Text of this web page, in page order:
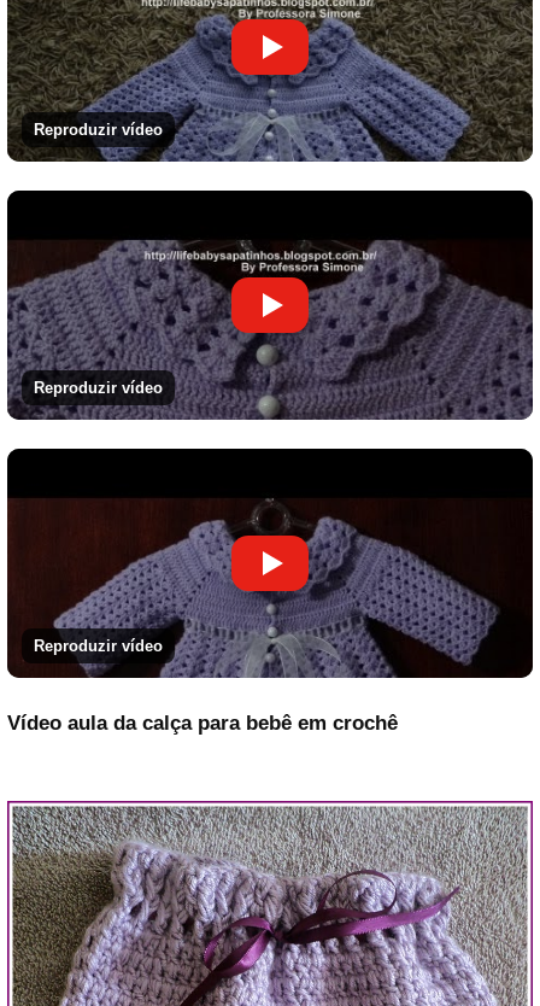
Reproduzir vídeo
Reproduzir vídeo
Reproduzir vídeo
Vídeo aula da calça para bebê em crochê